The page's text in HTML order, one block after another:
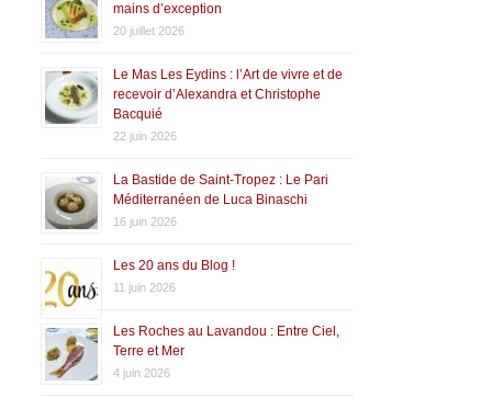
mains d’exception
20 juillet 2026
Le Mas Les Eydins : l’Art de vivre et de
recevoir d’Alexandra et Christophe
Bacquié
22 juin 2026
La Bastide de Saint-Tropez : Le Pari
Méditerranéen de Luca Binaschi
16 juin 2026
Les 20 ans du Blog !
11 juin 2026
Les Roches au Lavandou : Entre Ciel,
Terre et Mer
4 juin 2026